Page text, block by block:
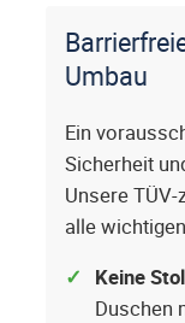
Umbau
Ein
Sicherheit
Unsere
alle
Keine
Duschen